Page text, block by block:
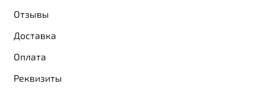
Отзывы
Доставка
Оплата
Реквизиты